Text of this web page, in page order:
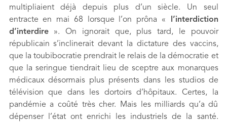
multipliaient déjà depuis plus d’un siècle. Un seul
entracte en mai 68 lorsque l’on prôna « l’interdiction
d’interdire». On ignorait que, plus tard, le pouvoir
républicain s’inclinerait devant la dictature des vaccins,
que la toubibocratie prendrait le relais de la démocratie et
que la seringue tiendrait lieu de sceptre aux monarques
médicaux désormais plus présents dans les studios de
télévision que dans les dortoirs d’hôpitaux. Certes, la
pandémie a coûté très cher. Mais les milliards qu’a dû
dépenser l’état ont enrichi les industriels de la santé.